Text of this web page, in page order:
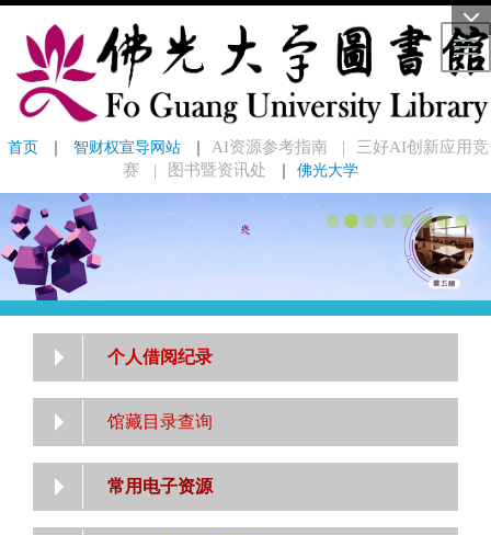
首页 ｜ 智财权宣导网站 ｜ AI资源参考指南 ｜
三好AI创新应用竞
赛
｜ 图书暨资讯处 ｜ 佛光大学
个人借阅纪录
馆藏目录查询
常用电子资源